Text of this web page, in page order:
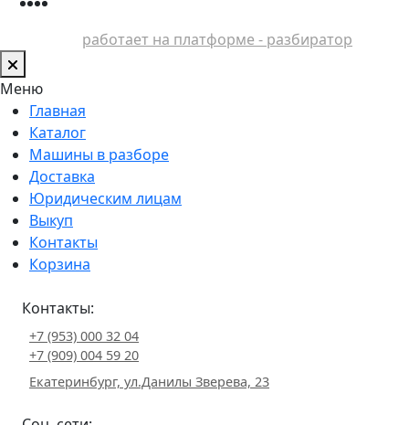
работает на платформе - разбиратор
Меню
Главная
Каталог
Машины в разборе
Доставка
Юридическим лицам
Выкуп
Контакты
Корзина
Контакты:
+7 (953) 000 32 04
+7 (909) 004 59 20
Екатеринбург, ул.Данилы Зверева, 23